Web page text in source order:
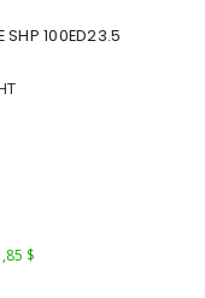
SHP 100ED23.5
$